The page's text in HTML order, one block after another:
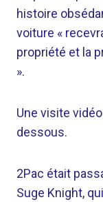
histoire
voiture «
propriété et la
».
Une visite
dessous.
2Pac était
Suge Knight,